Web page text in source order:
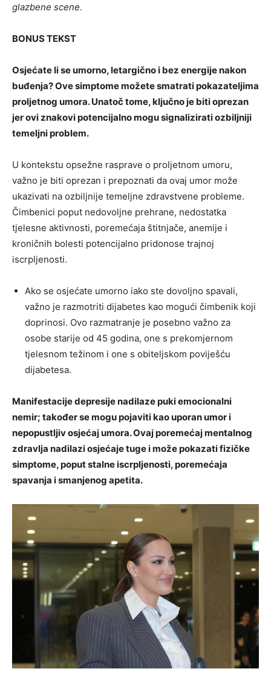
glazbene scene.
BONUS TEKST
Osjećate li se umorno, letargično i bez energije nakon
buđenja? Ove simptome možete smatrati pokazateljima
proljetnog umora. Unatoč tome, ključno je biti oprezan
jer ovi znakovi potencijalno mogu signalizirati ozbiljniji
temeljni problem.
U kontekstu opsežne rasprave o proljetnom umoru,
važno je biti oprezan i prepoznati da ovaj umor može
ukazivati ​​na ozbiljnije temeljne zdravstvene probleme.
Čimbenici poput nedovoljne prehrane, nedostatka
tjelesne aktivnosti, poremećaja štitnjače, anemije i
kroničnih bolesti potencijalno pridonose trajnoj
iscrpljenosti.
Ako se osjećate umorno iako ste dovoljno spavali,
važno je razmotriti dijabetes kao mogući čimbenik koji
doprinosi. Ovo razmatranje je posebno važno za
osobe starije od 45 godina, one s prekomjernom
tjelesnom težinom i one s obiteljskom poviješću
dijabetesa.
Manifestacije depresije nadilaze puki emocionalni
nemir; također se mogu pojaviti kao uporan umor i
nepopustljiv osjećaj umora. Ovaj poremećaj mentalnog
zdravlja nadilazi osjećaje tuge i može pokazati fizičke
simptome, poput stalne iscrpljenosti, poremećaja
spavanja i smanjenog apetita.